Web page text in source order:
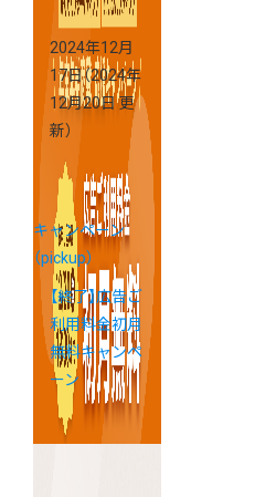
2024年12月
17日（2024年
12月20日 更
新）
キャンペーン
（pickup）
【終了】広告ご
利用料金初月
無料キャンペ
ーン